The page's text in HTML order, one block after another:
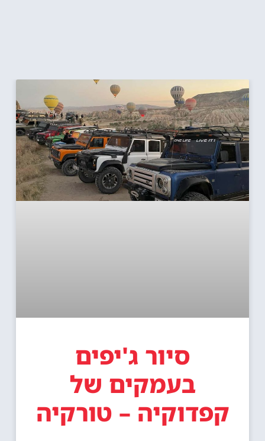
סיור ג'יפים
בעמקים של
קפדוקיה – טורקיה